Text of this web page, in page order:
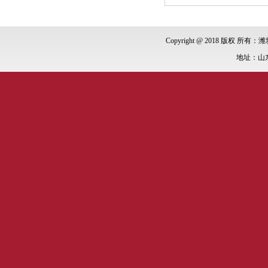
Copyright @ 2018 版权 所有：
地址：山